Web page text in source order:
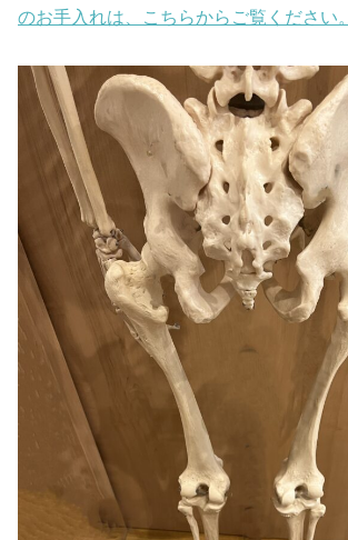
のお手入れは、こちらからご覧ください。